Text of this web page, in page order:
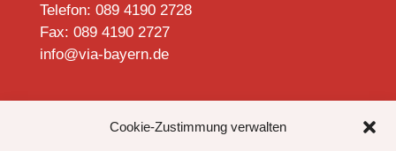
Cookie-Zustimmung verwalten
Telefon: 089 4190 2728
Fax: 089 4190 2727
info@via-bayern.de